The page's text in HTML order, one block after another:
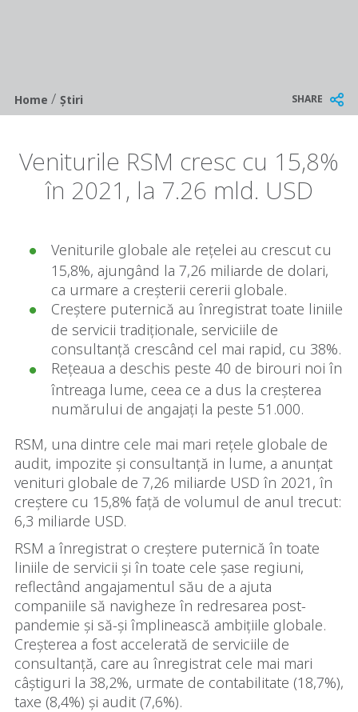
Breadcrumb
Home/ Știri SHARE
Veniturile RSM cresc cu 15,8%
în 2021, la 7.26 mld. USD
Veniturile globale ale rețelei au crescut cu
15,8%, ajungând la 7,26 miliarde de dolari,
ca urmare a creșterii cererii globale.
Creștere puternică au înregistrat toate liniile
de servicii tradiționale, serviciile de
consultanță crescând cel mai rapid, cu 38%.
Rețeaua a deschis peste 40 de birouri noi în
întreaga lume, ceea ce a dus la creșterea
numărului de angajați la peste 51.000.
RSM, una dintre cele mai mari rețele globale de
audit, impozite și consultanță in lume, a anunțat
venituri globale de 7,26 miliarde USD în 2021, în
creștere cu 15,8% față de volumul de anul trecut:
6,3 miliarde USD.
RSM a înregistrat o creștere puternică în toate
liniile de servicii și în toate cele șase regiuni,
reflectând angajamentul său de a ajuta
companiile să navigheze în redresarea post-
pandemie și să-și împlinească ambițiile globale.
Creșterea a fost accelerată de serviciile de
consultanță, care au înregistrat cele mai mari
câștiguri la 38,2%, urmate de contabilitate (18,7%),
taxe (8,4%) și audit (7,6%).